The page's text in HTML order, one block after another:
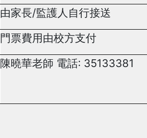
由家長/監護人自行接送
門票費用由校方支付
陳曉華老師 電話: 35133381